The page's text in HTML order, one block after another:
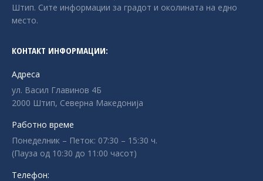
Штип. Сите информации за градот и околината на едно
место.
КОНТАКТ ИНФОРМАЦИИ:
Адреса
ул. Васил Главинов 4Б
2000 Штип, Северна Македонија
Работно време
Понеделник – Петок: 07:30 – 15:30 ч.
(Пауза од 10:30 до 11:00 часот)
Телефон: